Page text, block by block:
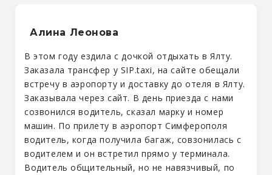
Алина Леонова
В этом году ездила с дочкой отдыхать в Ялту.
Заказала трансфер у SIP.taxi, на сайте обещали
встречу в аэропорту и доставку до отеля в Ялту.
Заказывала через сайт. В день приезда с нами
созвонился водитель, сказал марку и номер
машин. По прилету в аэропорт Симферополя
водитель, когда получила багаж, совзонилась с
водителем и он встретил прямо у терминала.
Водитель общительный, но не навязчивый, по